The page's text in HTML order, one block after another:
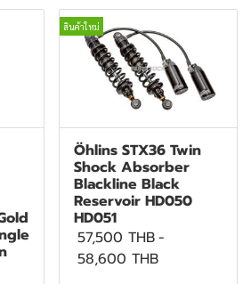
สินค้าใหม่
Öhlins STX36 Twin
Shock Absorber
Blackline Black
Reservoir HD050
HD051
57,500 THB-
58,600 THB